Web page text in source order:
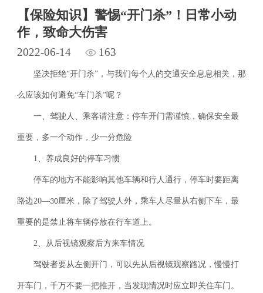
【保险知识】警惕“开门杀”！日常小动
作，致命大伤害
2022-06-14 163
坚决拒绝“开门杀”，与我们每个人的交通安全息息相关，那
么应该如何避免“车门杀”呢？
一、驾驶人、乘客请注意：停车开门需谨慎，确保安全最
重要，多一个动作，少一分危险
1、养成良好的停车习惯
停车的地方不能影响其他车辆和行人通行，停车时要距离
路边20―30厘米，除了驾驶人外，乘车人尽量从右侧下车，最
重要的是禁止将车辆停放在行车道上。
2、从后视镜观察后方来车情况
驾驶者要从左侧开门，可以先从后视镜观察路况，慢慢打
开车门，千万不要一把推开，当发现情况时应立即关住车门。